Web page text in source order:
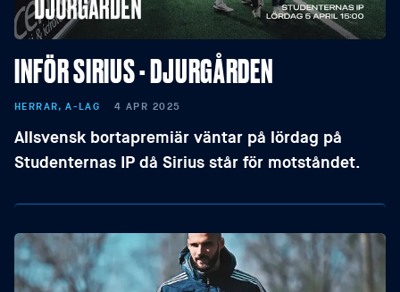
INFÖR SIRIUS - DJURGÅRDEN
HERRAR, A-LAG 4 APR 2025
Allsvensk bortapremiär väntar på lördag på
Studenternas IP då Sirius står för motståndet.